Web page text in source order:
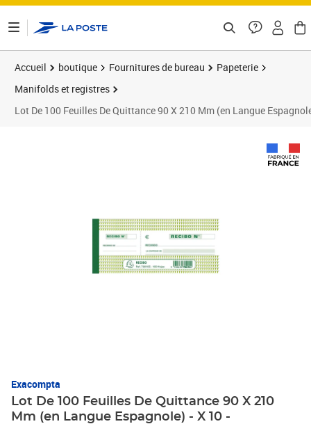
Accueil boutique Fournitures de bureau
Papeterie
Manifolds et registres
Lot De 100 Feuilles De Quittance 90 X 210 Mm (en Langue
Exacompta
Lot De 100 Feuilles De Quittance 90 X 210
Mm (en Langue Espagnole) - X 10 -